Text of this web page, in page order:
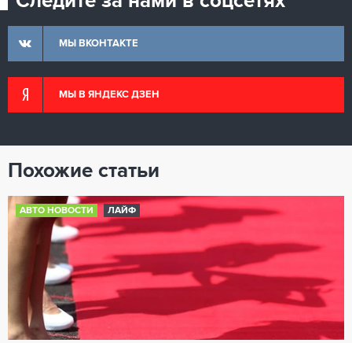
МЫ ВКОНТАКТЕ
МЫ В ЯНДЕКС ДЗЕН
Похожие статьи
АВТО НОВОСТИ ЛАЙФ